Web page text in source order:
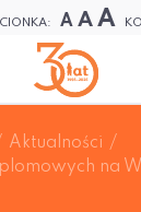
A A A
Aktualności
na